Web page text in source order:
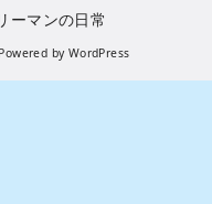
ーマンの日常
Powered by WordPress